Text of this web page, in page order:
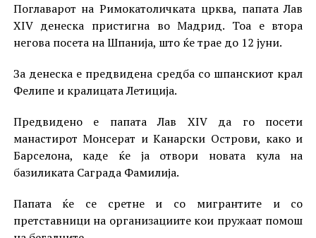
Поглаварот на Римокатоличката црква, папата Лав
XIV денеска пристигна во Мадрид. Тоа е втора
негова посета на Шпанија, што ќе трае до 12 јуни.
За денеска е предвидена средба со шпанскиот крал
Фелипе и кралицата Летиција.
Предвидено е папата Лав XIV да го посети
манастирот Монсерат и Канарски Острови, како и
Барселона, каде ќе ја отвори новата кула на
базиликата Саграда Фамилија.
Папата ќе се сретне и со мигрантите и со
претставници на организациите кои пружаат помош